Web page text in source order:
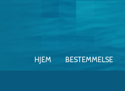
HJEM BESTEMMELSE